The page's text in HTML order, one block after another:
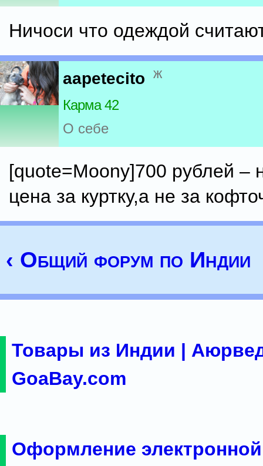
Ничоси что одеждой
aapetecito ж
Карма 42
О себе
[quote=Moony]700 рублей –
цена за куртку,а не за
‹ Общий форум по Индии
Товары из Индии |
GoaBay.com
Оформление электронной